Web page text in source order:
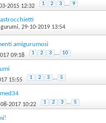
2015 12:32 1 2 3 ... 9
‎, 29-10-2019 13:54
amigurumosi
09:18 1 2 3 ... 10
15:55 1 2 3 ... 5
2017 10:22 1 2 3 ... 5